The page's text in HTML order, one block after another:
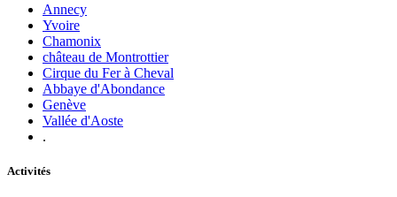
Annecy
Yvoire
Chamonix
château de Montrottier
Cirque du Fer à Cheval
Abbaye d'Abondance
Genève
Vallée d'Aoste
.
Activités